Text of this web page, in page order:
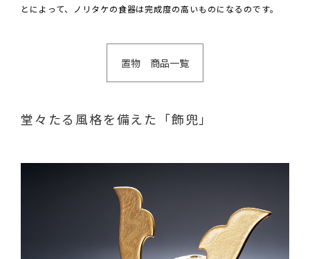
とによって、ノリタケの食器は完成度の高いものになるのです。
置物 商品一覧
堂々たる風格を備えた「飾兜」